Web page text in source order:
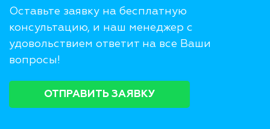
Оставьте заявку на бесплатную
консультацию, и наш менеджер с
удовольствием ответит на все Ваши
вопросы!
ОТПРАВИТЬ ЗАЯВКУ